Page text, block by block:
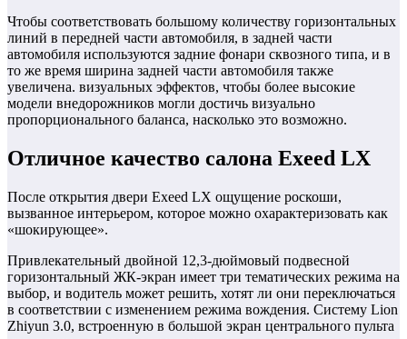
Чтобы соответствовать большому количеству горизонтальных
линий в передней части автомобиля, в задней части
автомобиля используются задние фонари сквозного типа, и в
то же время ширина задней части автомобиля также
увеличена. визуальных эффектов, чтобы более высокие
модели внедорожников могли достичь визуально
пропорционального баланса, насколько это возможно.
Отличное качество салона Exeed LX
После открытия двери Exeed LX ощущение роскоши,
вызванное интерьером, которое можно охарактеризовать как
«шокирующее».
Привлекательный двойной 12,3-дюймовый подвесной
горизонтальный ЖК-экран имеет три тематических режима на
выбор, и водитель может решить, хотят ли они переключаться
в соответствии с изменением режима вождения. Систему Lion
Zhiyun 3.0, встроенную в большой экран центрального пульта